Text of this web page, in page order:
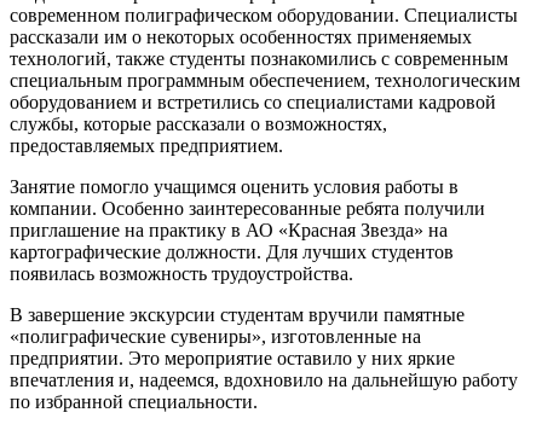
современном полиграфическом оборудовании. Специалисты
рассказали им о некоторых особенностях применяемых
технологий, также студенты познакомились с современным
специальным программным обеспечением, технологическим
оборудованием и встретились со специалистами кадровой
службы, которые рассказали о возможностях,
предоставляемых предприятием.
Занятие помогло учащимся оценить условия работы в
компании. Особенно заинтересованные ребята получили
приглашение на практику в АО «Красная Звезда» на
картографические должности. Для лучших студентов
появилась возможность трудоустройства.
В завершение экскурсии студентам вручили памятные
«полиграфические сувениры», изготовленные на
предприятии. Это мероприятие оставило у них яркие
впечатления и, надеемся, вдохновило на дальнейшую работу
по избранной специальности.